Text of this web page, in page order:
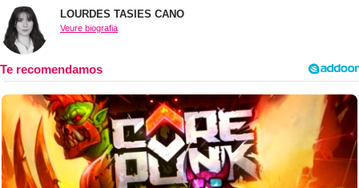
LOURDES TASIES CANO
Veure biografia